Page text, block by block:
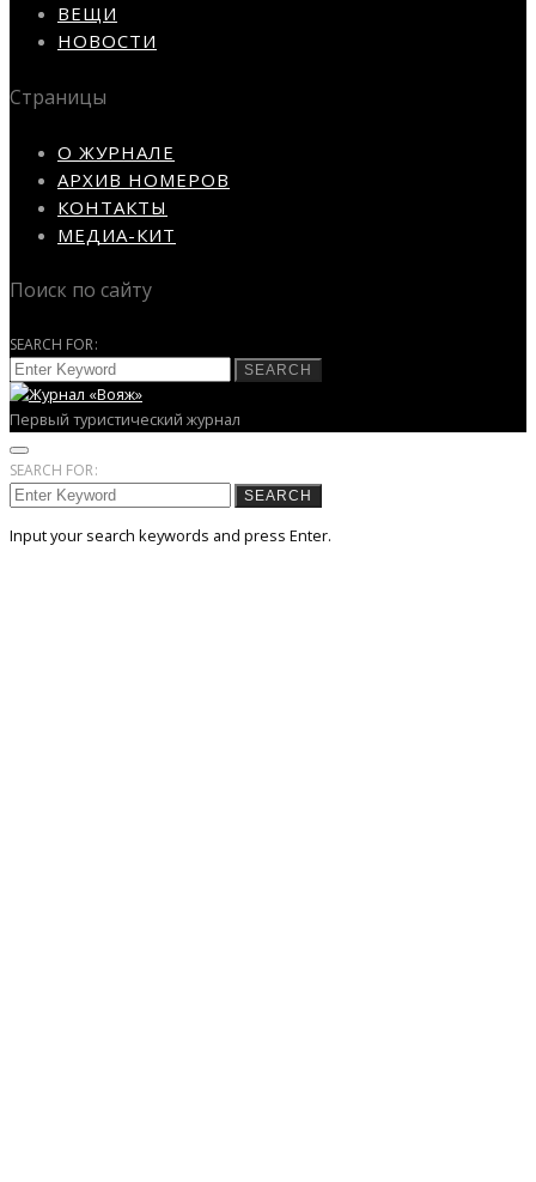
ВЕЩИ
НОВОСТИ
Страницы
О ЖУРНАЛЕ
АРХИВ НОМЕРОВ
КОНТАКТЫ
МЕДИА-КИТ
Поиск по сайту
SEARCH FOR:
SEARCH
Первый туристический журнал
SEARCH FOR:
SEARCH
Input your search keywords and press Enter.